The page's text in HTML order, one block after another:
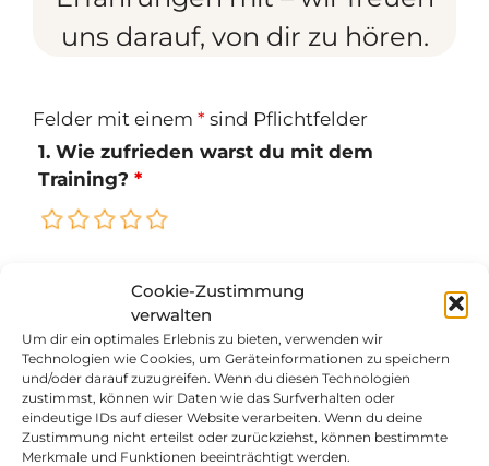
Cookie-Zustimmung
verwalten
Um dir ein optimales Erlebnis zu bieten, verwenden wir
Technologien wie Cookies, um Geräteinformationen zu speichern
und/oder darauf zuzugreifen. Wenn du diesen Technologien
zustimmst, können wir Daten wie das Surfverhalten oder
eindeutige IDs auf dieser Website verarbeiten. Wenn du deine
Zustimmung nicht erteilst oder zurückziehst, können bestimmte
Merkmale und Funktionen beeinträchtigt werden.
uns darauf, von dir zu hören.
Felder mit einem * sind Pflichtfelder
1. Wie zufrieden warst du mit dem
Training? *
sehr zufrieden
2. Wie kompetent schätzt du den/die
Trainer:in ein?*